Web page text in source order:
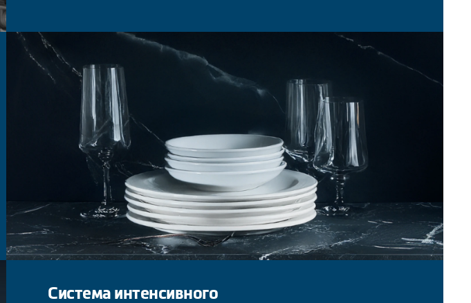
Система интенсивного